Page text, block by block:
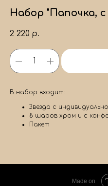
Набор "Папочка,
2 220 р.
В набор входит:
Звезда с
8 шаров хром и с
Пакет
Made on